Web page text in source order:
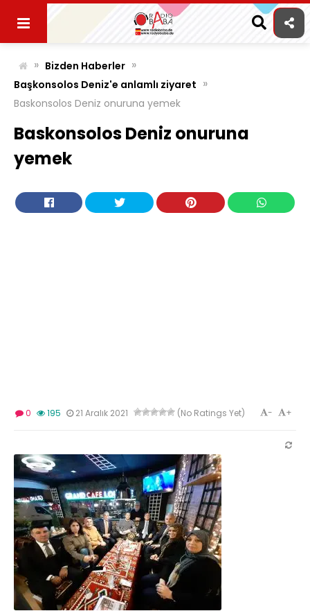
content
» Bizden Haberler »
Başkonsolos Deniz'e anlamlı ziyaret »
Baskonsolos Deniz onuruna yemek
Baskonsolos Deniz onuruna
yemek
0 195 21 Aralık 2021 (No Ratings Yet) +
-